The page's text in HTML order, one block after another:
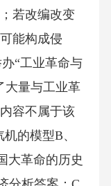
若改编改变
能构成侵
“工业革命与
大量与工业革
容不属于该
的模型B、
大革命的历史